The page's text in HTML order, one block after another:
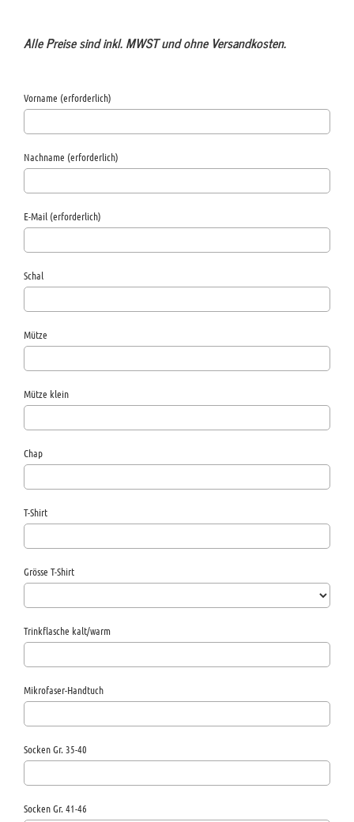
Alle Preise sind inkl. MWST und ohne Versandkosten.
Vorname (erforderlich)
Nachname (erforderlich)
E-Mail (erforderlich)
Schal
Mütze
Mütze klein
Chap
T-Shirt
Grösse T-Shirt
Trinkflasche kalt/warm
Mikrofaser-Handtuch
Socken Gr. 35-40
Socken Gr. 41-46